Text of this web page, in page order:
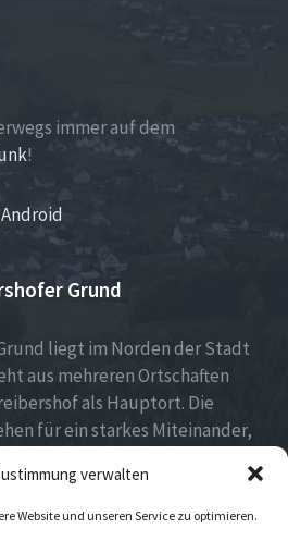
verwalten
Website und unseren Service zu optimieren.
immer auf dem
!
Grund
liegt im Norden der Stadt
aus mehreren Ortschaften
als Hauptort. Die
für ein starkes Miteinander,